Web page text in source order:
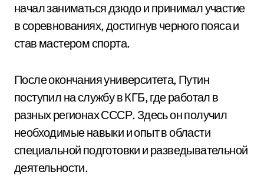
начал заниматься дзюдо и принимал участие
в соревнованиях, достигнув черного пояса и
став мастером спорта.
После окончания университета, Путин
поступил на службу в КГБ, где работал в
разных регионах СССР. Здесь он получил
необходимые навыки и опыт в области
специальной подготовки и разведывательной
деятельности.